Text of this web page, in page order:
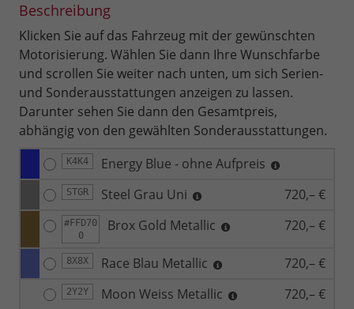
Beschreibung
Klicken Sie auf das Fahrzeug mit der gewünschten
Motorisierung. Wählen Sie dann Ihre Wunschfarbe
und scrollen Sie weiter nach unten, um sich Serien-
und Sonderausstattungen anzeigen zu lassen.
Darunter sehen Sie dann den Gesamtpreis,
abhängig von den gewählten Sonderausstattungen.
K4K4 Energy Blue - ohne Aufpreis
STGR Steel Grau Uni 720,– €
#FFD70
0
Brox Gold Metallic 720,– €
8X8X Race Blau Metallic 720,– €
2Y2Y Moon Weiss Metallic
720,– €